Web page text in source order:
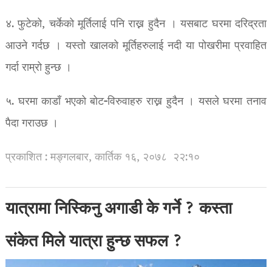
४. फुटेको, चर्केको मूर्तिलाई पनि राख्न हुदैन । यसबाट घरमा दरिद्रता
आउने गर्दछ । यस्तो खालको मूर्तिहरुलाई नदी या पोखरीमा प्रवाहित
गर्दा राम्रो हुन्छ ।
५. घरमा काडाँ भएको बोट-विरुवाहरु राख्न हुदैन । यसले घरमा तनाव
पैदा गराउछ ।
प्रकाशित : मङ्गलबार, कार्तिक १६, २०७८ २२:१०
यात्रामा निस्किनु अगाडी के गर्ने ? कस्ता
संकेत मिले यात्रा हुन्छ सफल ?